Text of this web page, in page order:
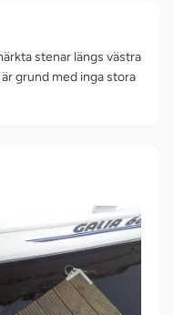
stenar längs västra
grund med inga stora